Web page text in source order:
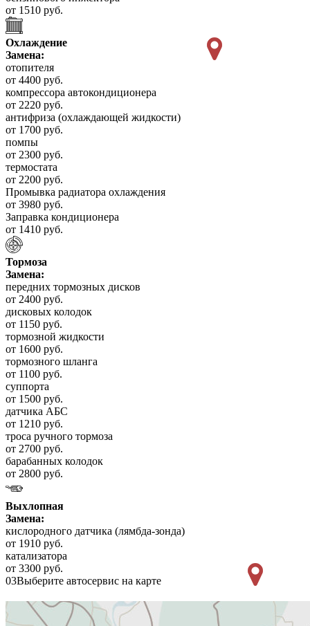
от 1510 руб.
Охлаждение
Замена:
отопителя
от 4400 руб.
компрессора автокондиционера
от 2220 руб.
антифриза (охлаждающей жидкости)
от 1700 руб.
помпы
от 2300 руб.
термостата
от 2200 руб.
Промывка радиатора охлаждения
от 3980 руб.
Заправка кондиционера
от 1410 руб.
Тормоза
Замена:
передних тормозных дисков
от 2400 руб.
дисковых колодок
от 1150 руб.
тормозной жидкости
от 1600 руб.
тормозного шланга
от 1100 руб.
суппорта
от 1500 руб.
датчика АБС
от 1210 руб.
троса ручного тормоза
от 2700 руб.
барабанных колодок
от 2800 руб.
Выхлопная
Замена:
кислородного датчика (лямбда-зонда)
от 1910 руб.
катализатора
от 3300 руб.
03Выберите автосервис на карте